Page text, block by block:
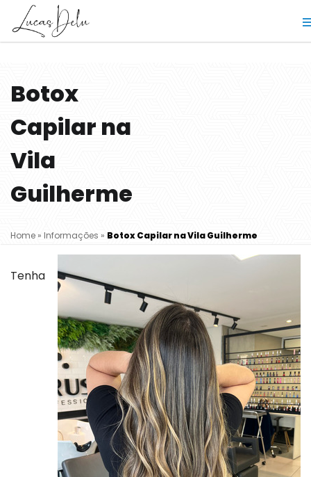
Botox
Capilar na
Vila
Guilherme
Home » Informações » Botox Capilar na Vila Guilherme
Tenha